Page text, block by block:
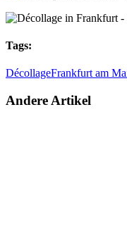
Tags:
DécollageFrankfurt am
Andere Artikel